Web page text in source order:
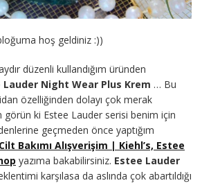
hoş geldiniz :))
düzenli kullandığım üründen
Lauder Night Wear Plus Krem … Bu
özelliğinden dolayı çok merak
görün ki Estee Lauder serisi benim için
geçmeden önce yaptığım
Cilt Bakımı Alışverişim | Kiehl’s, Estee
yazıma bakabilirsiniz. Estee Lauder
karşılasa da aslında çok abartıldığı